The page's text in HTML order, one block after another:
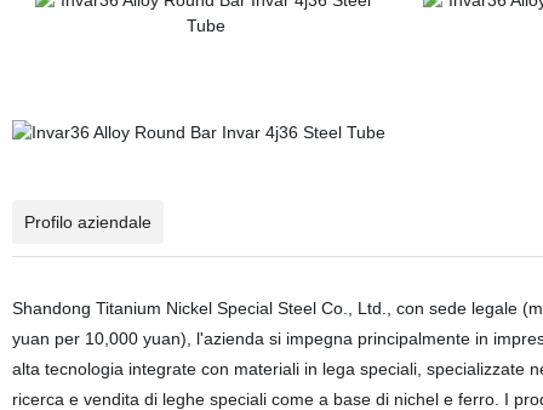
Profilo aziendale
Shandong Titanium Nickel Special Steel Co., Ltd., con sede legale
yuan per 10,000 yuan), l'azienda si impegna principalmente in
alta tecnologia integrate con materiali in lega speciali, specializzate
ricerca e vendita di leghe speciali come a base di nichel e ferro. I